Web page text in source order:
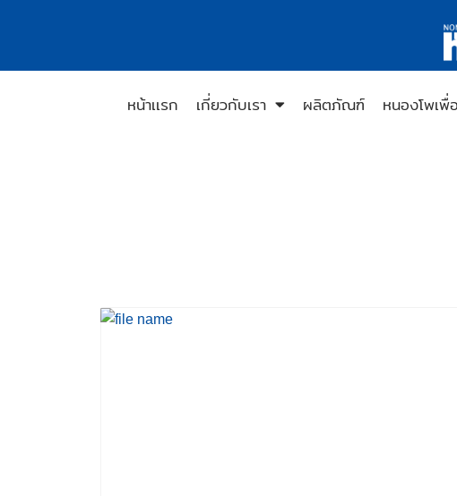
หน้าเเรก เกี่ยวกับเรา ผลิตภัณฑ์ หนองโพเพื่